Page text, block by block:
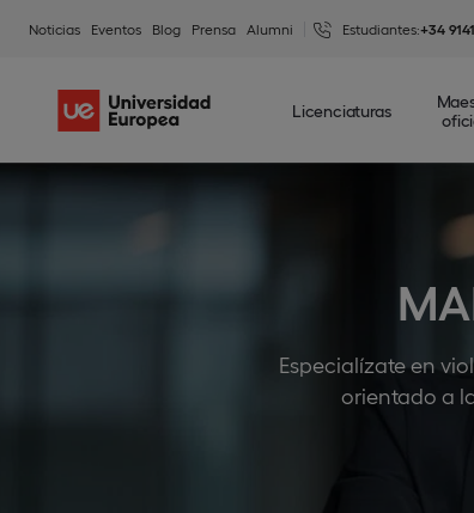
Noticias Eventos Blog Prensa Alumni Estudiantes:+34
Licenciaturas
Especialízate en
orientado a